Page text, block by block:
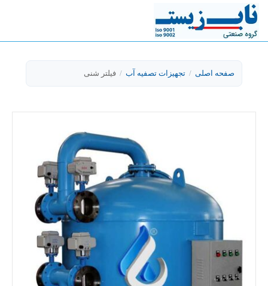
صفحه اصلی / تجهیزات تصفیه آب / فیلتر شنی